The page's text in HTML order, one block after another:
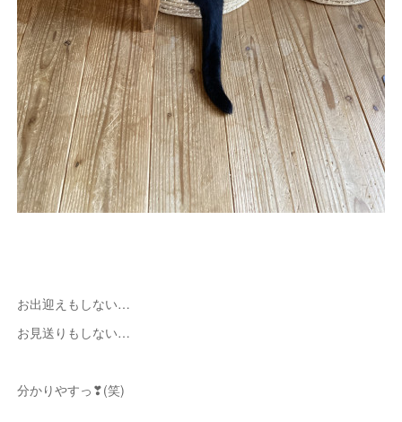
お出迎えもしない…
お見送りもしない…
分かりやすっ❣(笑)